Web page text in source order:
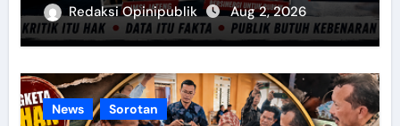
Redaksi Opinipublik Aug 2, 2026
News Sorotan